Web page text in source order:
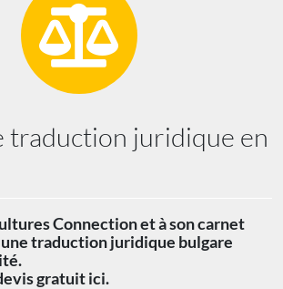
traduction juridique en
Connection et à son carnet
une traduction juridique bulgare
gratuit ici.